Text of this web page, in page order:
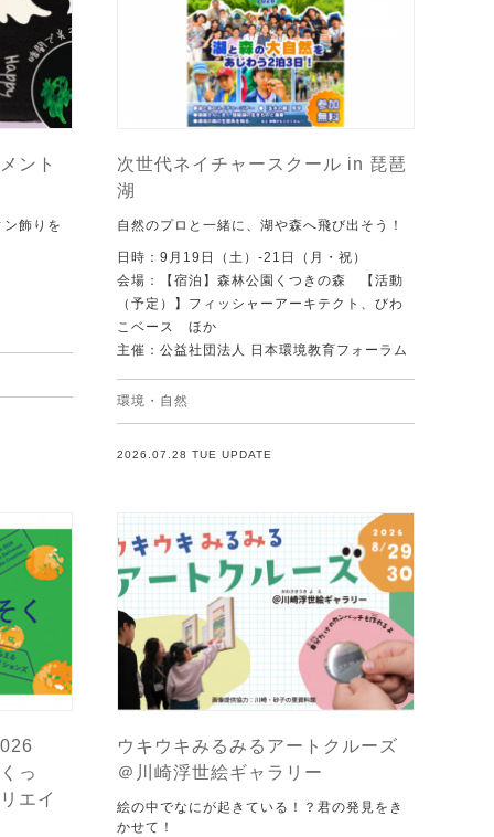
ント
飾りを
次世代ネイチャースクール in 琵琶
湖
自然のプロと一緒に、湖や森へ飛び出そう！
日時：9月19日（土）-21日（月・祝）
会場：【宿泊】森林公園くつきの森 【活動
（予定）】フィッシャーアーキテクト、びわ
こベース ほか
主催：公益社団法人 日本環境教育フォーラム
環境・自然
2026.07.28 TUE UPDATE
っ
エイ
ウキウキみるみるアートクルーズ
＠川崎浮世絵ギャラリー
絵の中でなにが起きている！？君の発見をき
かせて！